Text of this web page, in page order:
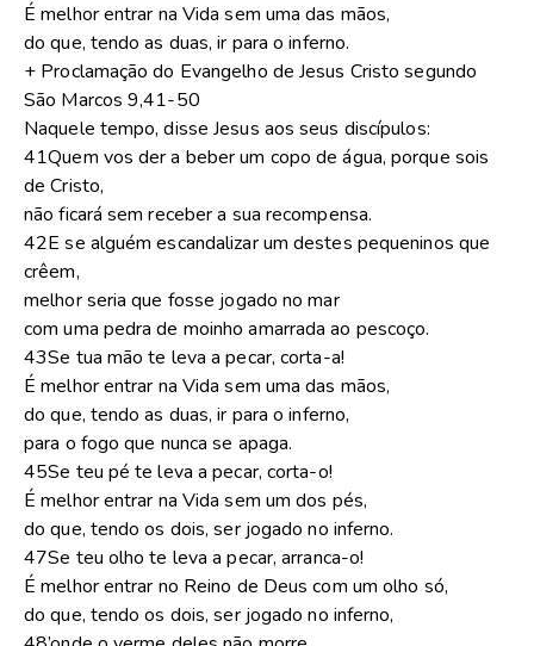
É melhor entrar na Vida sem uma das mãos,
do que, tendo as duas, ir para o inferno.
+ Proclamação do Evangelho de Jesus Cristo segundo
São Marcos 9,41-50
Naquele tempo, disse Jesus aos seus discípulos:
41Quem vos der a beber um copo de água, porque sois
de Cristo,
não ficará sem receber a sua recompensa.
42E se alguém escandalizar um destes pequeninos que
crêem,
melhor seria que fosse jogado no mar
com uma pedra de moinho amarrada ao pescoço.
43Se tua mão te leva a pecar, corta-a!
É melhor entrar na Vida sem uma das mãos,
do que, tendo as duas, ir para o inferno,
para o fogo que nunca se apaga.
45Se teu pé te leva a pecar, corta-o!
É melhor entrar na Vida sem um dos pés,
do que, tendo os dois, ser jogado no inferno.
47Se teu olho te leva a pecar, arranca-o!
É melhor entrar no Reino de Deus com um olho só,
do que, tendo os dois, ser jogado no inferno,